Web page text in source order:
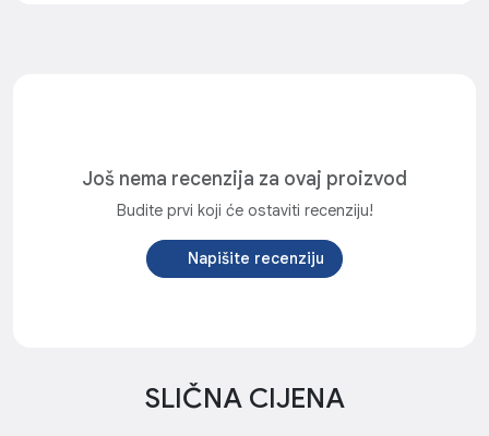
Još nema recenzija za ovaj proizvod
Budite prvi koji će ostaviti recenziju!
Napišite recenziju
SLIČNA CIJENA